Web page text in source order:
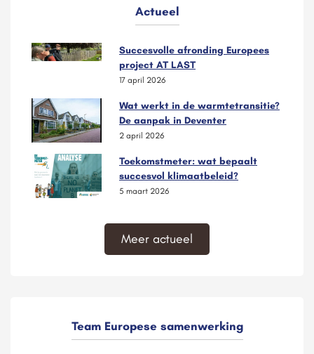
Actueel
Succesvolle afronding Europees
project AT LAST
17 april 2026
Wat werkt in de warmtetransitie?
De aanpak in Deventer
2 april 2026
Toekomstmeter: wat bepaalt
succesvol klimaatbeleid?
5 maart 2026
Meer actueel
Team Europese samenwerking